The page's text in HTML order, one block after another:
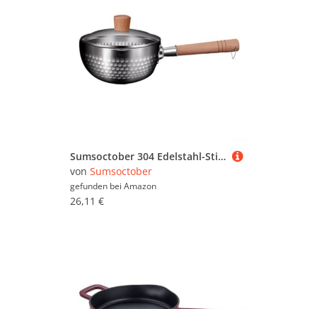
Töpfe (184.709)
bis hin zu
Schauen Sie sich in Ruhe um und vergleichen Sie.
Um gezielter zu suchen, können Sie die
Induktionspfannen mit Hilfe der Filter weiter
einschränken und so gezielt nach bestimmten
Marken, Preiskategorien oder reduzierten
Sumsoctober 304 Edelstahl-Stielkasserolle mit Holzgriff und Doppelausgießer, gehämmerter Kochtopf für Induktion, Gasherd, kleine Pfanne für Saucen, Suppen, Milch, Kochen (1400 ml)
von Sumsoctober
gefunden bei Amazon
26,11 €